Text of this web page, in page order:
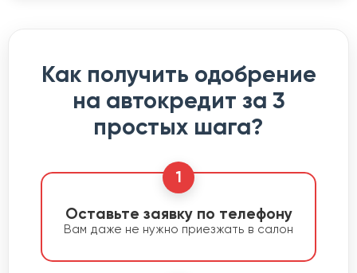
Как получить одобрение
на автокредит за 3
простых шага?
1
Оставьте заявку по телефону
Вам даже не нужно приезжать в салон